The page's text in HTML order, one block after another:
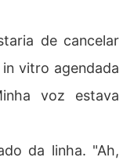
de cancelar
vitro agendada
voz estava
da linha. "Ah,